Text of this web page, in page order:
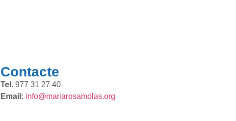
Contacte
Tel. 977 31 27 40
Email: info@mariarosamolas.org